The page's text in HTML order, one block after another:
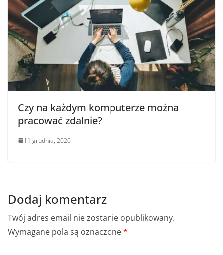
Czy na każdym komputerze można
pracować zdalnie?
11 grudnia, 2020
Dodaj komentarz
Twój adres email nie zostanie opublikowany.
Wymagane pola są oznaczone*